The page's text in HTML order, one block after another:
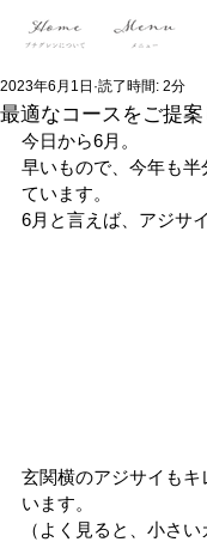
最適なコースをご提案
2023年6月1日 読了時間: 2分
今日から6月。
早いもので、今年も半
ています。
6月と言えば、アジサイ
玄関横のアジサイもキ
います。
（よく見ると、小さい